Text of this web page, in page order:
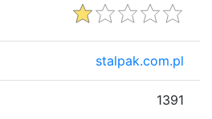
stalpak.com.pl
1391